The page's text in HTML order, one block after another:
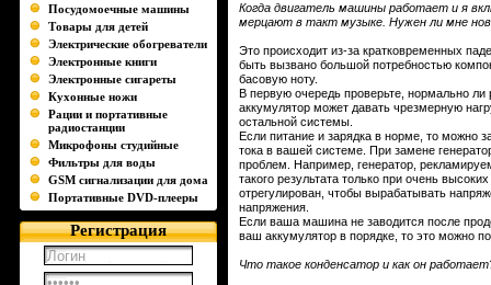
Посудомоечные машины
Товары для детей
Электрические обогреватели
Электронные книги
Электронные сигареты
Кухонные ножи
Рации и портативные
радиостанции
Микрофоны студийные
Фильтры для воды
GSM сигнализации для дома
Портативные DVD-плееры
Регистрация
Когда двигатель машины работает и я
мерцают в такт музыке. Нужен ли мне
Это происходит из-за кратковременных
быть вызвано большой потребностью
басовую ноту.
В первую очередь проверьте, нормально
аккумулятор может давать чрезмерную
остальной системы.
Если питание и зарядка в норме, то можно
тока в вашей системе. При замене
проблем. Например, генератор,
такого результата только при очень
отрегулирован, чтобы вырабатывать
напряжения.
Если ваша машина не заводится после
ваш аккумулятор в порядке, то это можно
Что такое конденсатор и как он